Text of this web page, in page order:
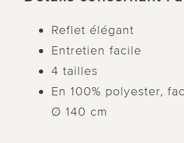
Reflet élégant
Entretien facile
4 tailles
En 100% polyester,
Ø 140 cm